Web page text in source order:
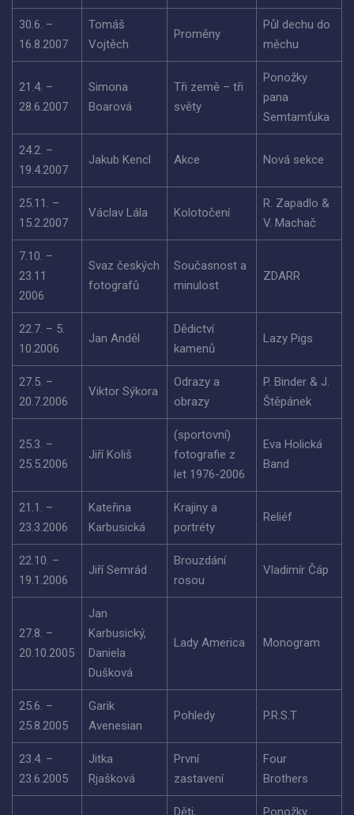
30.6. –
16.8.2007
Tomáš
Vojtěch
Proměny
Půl dechu do
měchu
21.4. –
28.6.2007
Simona
Boarová
Tři země – tři
světy
Ponožky
pana
Semtamťuka
24.2. –
19.4.2007
Jakub Kencl Akce Nová sekce
25.11. –
15.2.2007
Václav Lála Kolotočení
R. Zapadlo &
V. Machač
7.10. –
23.11
2006
Svaz českých
fotografů
Současnost a
minulost
ZDARR
22.7. – 5.
10.2006
Jan Anděl
Dědictví
kamenů
Lazy Pigs
27.5. –
20.7.2006
Viktor Sýkora
Odrazy a
obrazy
P. Binder & J.
Štěpánek
25.3. –
25.5.2006
Jiří Koliš
(sportovní)
fotografie z
let 1976-2006
Eva Holická
Band
21.1. –
23.3.2006
Kateřina
Karbusická
Krajiny a
portréty
Reliéf
22.10. –
19.1.2006
Jiří Semrád
Brouzdání
rosou
Vladimír Čáp
27.8. –
20.10.2005
Jan
Karbusický,
Daniela
Dušková
Lady America Monogram
25.6. –
25.8.2005
Garik
Avenesian
Pohledy P.R.S.T
23.4. –
23.6.2005
Jitka
Rjašková
První
zastavení
Four
Brothers
Děti,
Ponožky